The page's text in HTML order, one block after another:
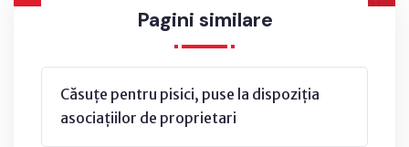
Pagini similare
Căsuțe pentru pisici, puse la dispoziția
asociațiilor de proprietari